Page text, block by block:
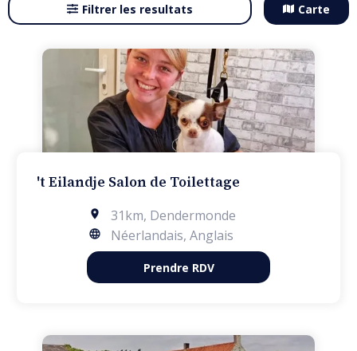
Filtrer les resultats Carte
't Eilandje Salon de Toilettage
31km, Dendermonde
Néerlandais, Anglais
Prendre RDV